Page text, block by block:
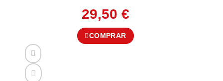
29,50 €
COMPRAR